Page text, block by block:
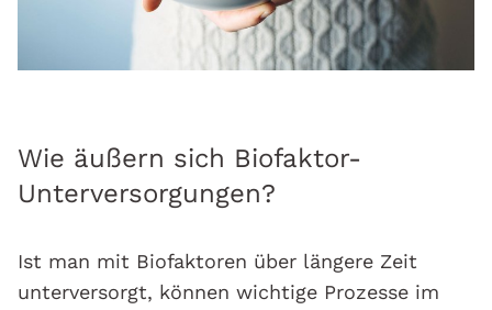
Wie äußern sich Biofaktor-
Unterversorgungen?
Ist man mit Biofaktoren über längere Zeit
unterversorgt, können wichtige Prozesse im